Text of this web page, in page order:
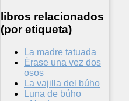
libros relacionados
(por etiqueta)
La madre tatuada
Érase una vez dos
osos
La vajilla del búho
Luna de búho